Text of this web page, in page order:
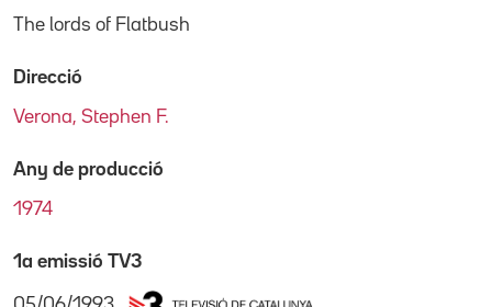
The lords of Flatbush
Direcció
Verona, Stephen F.
Any de producció
1974
1a emissió TV3